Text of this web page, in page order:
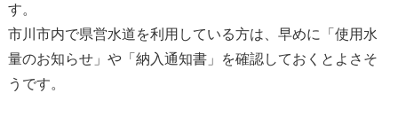
す。
市川市内で県営水道を利用している方は、早めに「使用水
量のお知らせ」や「納入通知書」を確認しておくとよさそ
うです。